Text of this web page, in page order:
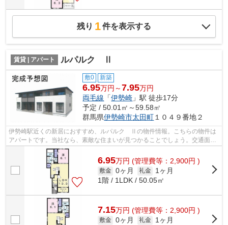
残り 1件を表示する
賃貸 | アパート ルパルク Ⅱ
敷0 新築
6.95万円～7.95万円
両毛線 「伊勢崎 」駅 徒歩17分
予定 / 50.01㎡～59.58㎡
群馬県伊勢崎市太田町１０４９番地２
伊勢崎駅近くの新居におすすめ、ルパルク Ⅱの物件情報。こちらの物件は
アパートです。当社なら、素敵な住まいが見つかることでしょう。交通面を
考慮した住まい探しをするなら、伊勢崎...
6.95万円 (管理費等：2,900円 )
敷金 0ヶ月 礼金
1ヶ月
1階 / 1LDK / 50.05㎡
7.15万円 (管理費等：2,900円 )
敷金 0ヶ月 礼金
1ヶ月